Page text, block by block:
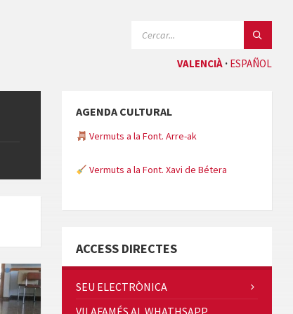
VALENCIÀ ESPAÑOL
AGENDA CULTURAL
Vermuts a la Font. Arre-ak
Vermuts a la Font. Xavi de Bétera
Minicims
Quintà Culroja
ACCESS DIRECTES
SEU ELECTRÒNICA